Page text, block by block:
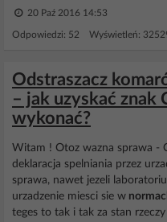
20 Paź 2016 14:53
Odpowiedzi: 52 Wyświetleń:
Odstraszacz
– jak uzyskać znak
wykonać?
Witam ! Otoz wazna sprawa -
deklaracja spelniania przez
sprawa, nawet jezeli
urzadzenie miesci sie w
teges to tak i tak za stan